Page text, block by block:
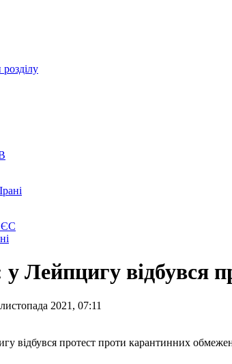
ЄС
Лейпцигу відбувся
2021, 07:11